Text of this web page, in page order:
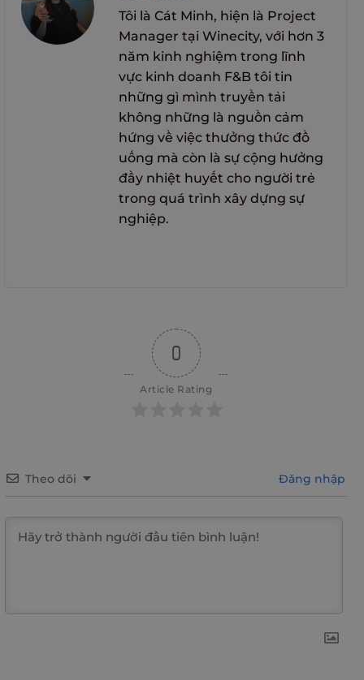
Tôi là Cát Minh, hiện là Project
Manager tại Winecity, với hơn 3
năm kinh nghiệm trong lĩnh
vực kinh doanh F&B tôi tin
những gì mình truyền tải
không những là nguồn cảm
hứng về việc thưởng thức đồ
uống mà còn là sự cộng hưởng
đầy nhiệt huyết cho người trẻ
trong quá trình xây dựng sự
nghiệp.
0
Article Rating
Theo dõi Đăng nhập